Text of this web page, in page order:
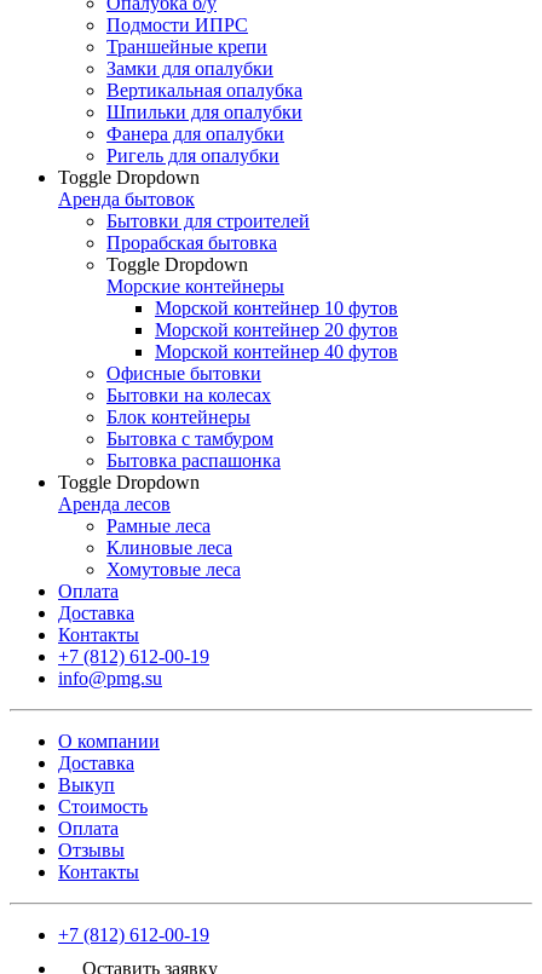
Подмости ИПРС
Траншейные крепи
Замки для опалубки
Вертикальная опалубка
Шпильки для опалубки
Фанера для опалубки
Ригель для опалубки
Toggle Dropdown
Аренда бытовок
Бытовки для строителей
Прорабская бытовка
Toggle Dropdown
Морские контейнеры
Морской контейнер 10 футов
Морской контейнер 20 футов
Морской контейнер 40 футов
Офисные бытовки
Бытовки на колесах
Блок контейнеры
Бытовка с тамбуром
Бытовка распашонка
Toggle Dropdown
Аренда лесов
Рамные леса
Клиновые леса
Хомутовые леса
Оплата
Доставка
Контакты
+7 (812) 612-00-19
info@pmg.su
О компании
Доставка
Выкуп
Стоимость
Оплата
Отзывы
Контакты
+7 (812) 612-00-19
Оставить заявку